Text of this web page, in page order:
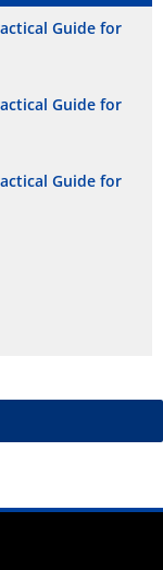
Guide for
Guide for
Guide for